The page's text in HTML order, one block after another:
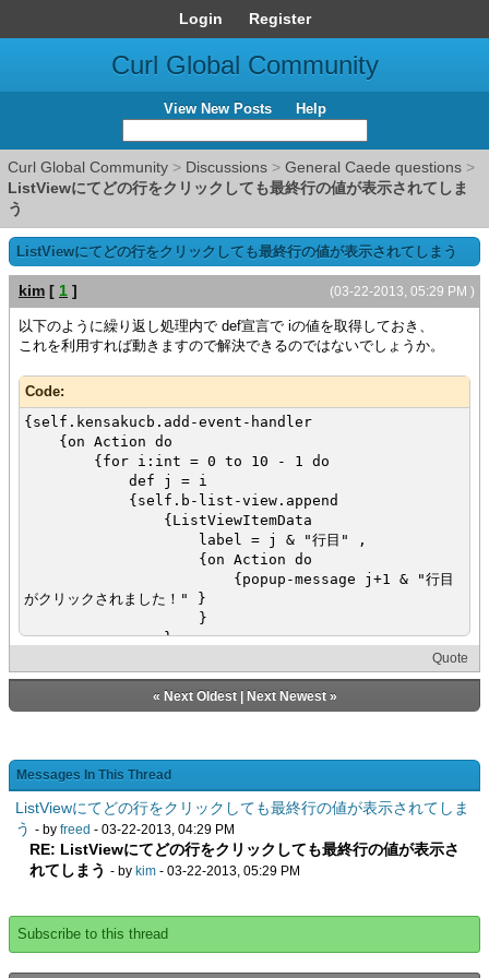
Login Register
Curl Global Community
View New Posts Help
Curl Global Community > Discussions > General Caede questions >
ListViewにてどの行をクリックしても最終行の値が表示されてしま
う
ListViewにてどの行をクリックしても最終行の値が表示されてしまう
(03-22-2013, 05:29 PM )
kim [ 1 ]
以下のように繰り返し処理内で def宣言で iの値を取得しておき、
これを利用すれば動きますので解決できるのではないでしょうか。
Code:
{self.kensakucb.add-event-handler
{on Action do
{for i:int = 0 to 10 - 1 do
def j = i
{self.b-list-view.append
{ListViewItemData
label = j & "行目" ,
{on Action do
{popup-message j+1 & "行目
がクリックされました！" }
}
}
}
}
Quote
« Next Oldest| Next Newest»
Messages In This Thread
ListViewにてどの行をクリックしても最終行の値が表示されてしま
う - by freed - 03-22-2013, 04:29 PM
RE: ListViewにてどの行をクリックしても最終行の値が表示さ
れてしまう - by kim - 03-22-2013, 05:29 PM
Subscribe to this thread